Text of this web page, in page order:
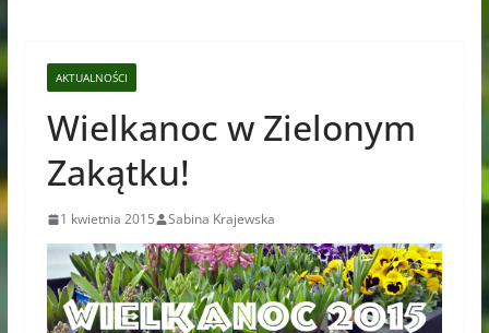
AKTUALNOŚCI
Wielkanoc w Zielonym
Zakątku!
1 kwietnia 2015 Sabina Krajewska